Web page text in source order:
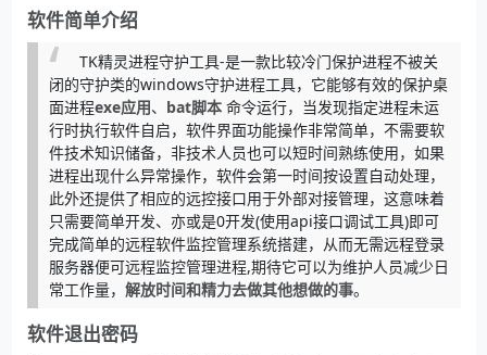
软件简单介绍
TK精灵进程守护工具-是一款比较冷门保护进程不被关
闭的守护类的windows守护进程工具，它能够有效的保护桌
面进程exe应用、 bat脚本命令运行，当发现指定进程未运
行时执行软件自启，软件界面功能操作非常简单，不需要软
件技术知识储备，非技术人员也可以短时间熟练使用，如果
进程出现什么异常操作，软件会第一时间按设置自动处理，
此外还提供了相应的远控接口用于外部对接管理，这意味着
只需要简单开发、亦或是0开发(使用api接口调试工具)即可
完成简单的远程软件监控管理系统搭建，从而无需远程登录
服务器便可远程监控管理进程,期待它可以为维护人员减少日
常工作量， 解放时间和精力去做其他想做的事。
软件退出密码